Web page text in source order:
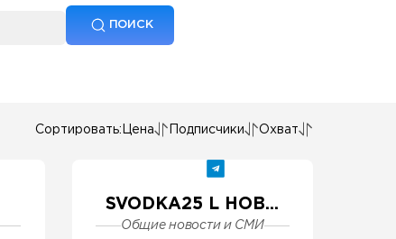
ПОИСК
Сортировать: Цена Подписчики Охват
SVODKA25 L НОВ...
Общие новости и СМИ